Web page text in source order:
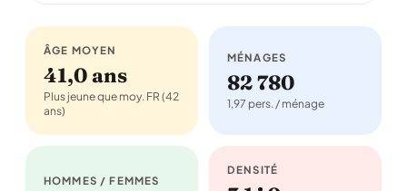
ÂGE MOYEN
41,0 ans
Plus jeune que moy. FR (42
ans)
MÉNAGES
82 780
1,97 pers. / ménage
HOMMES / FEMMES
DENSITÉ